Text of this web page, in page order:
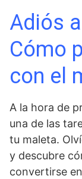
Adiós
Cómo
con el
A la hora de
una de las
tu maleta.
y descubre
convertirse